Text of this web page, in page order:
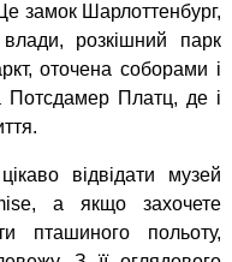
замок Шарлоттенбург,
розкішний парк
оточена соборами і
Потсдамер Платц, де і
відвідати музей
а якщо захочете
пташиного польоту,